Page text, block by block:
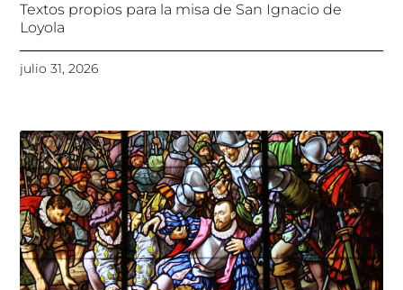
Textos propios para la misa de San Ignacio de
Loyola
julio 31, 2026